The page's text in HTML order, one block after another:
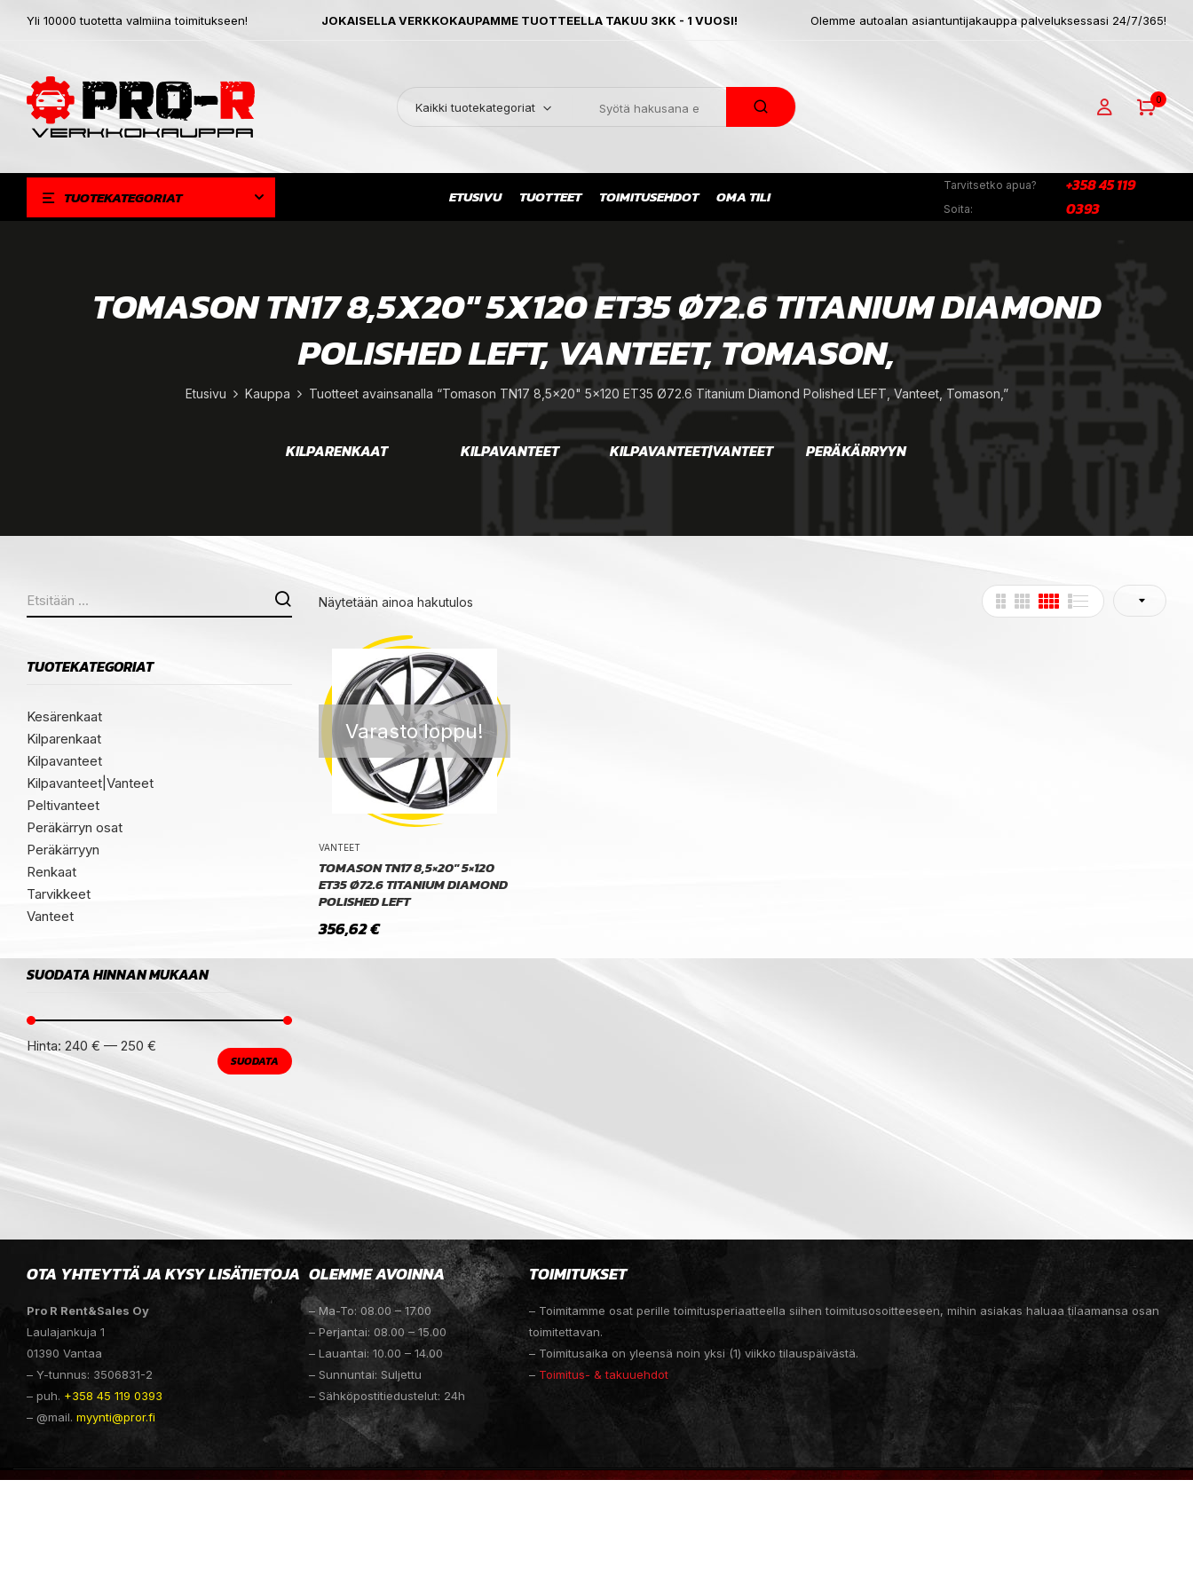
Yli 10000 tuotetta valmiina toimitukseen! JOKAISELLA VERKKOKAUPAMME TUOTTEELLA TAKUU 3KK - 1 VUOSI! Olemme autoalan asiantuntijakauppa palveluksessasi 24/7/365!
Kaikki tuotekategoriat
0
TUOTEKATEGORIAT ETUSIVU TUOTTEET TOIMITUSEHDOT OMA TILI
Tarvitsetko apua?
Soita:
+358 45 119
0393
TOMASON TN17 8,5X20" 5X120 ET35 Ø72.6 TITANIUM DIAMOND
POLISHED LEFT, VANTEET, TOMASON,
Etusivu Kauppa Tuotteet avainsanalla “Tomason TN17 8,5x20" 5x120 ET35 Ø72.6 Titanium Diamond Polished LEFT, Vanteet, Tomason,”
KILPARENKAAT KILPAVANTEET KILPAVANTEET|VANTEET PERÄKÄRRYYN
TUOTEKATEGORIAT
Kesärenkaat
Kilparenkaat
Kilpavanteet
Kilpavanteet|Vanteet
Peltivanteet
Peräkärryn osat
Peräkärryyn
Renkaat
Tarvikkeet
Vanteet
SUODATA HINNAN MUKAAN
SUODATA
Hinta: 240 € — 250 €
Näytetään ainoa hakutulos
Varasto loppu!
VANTEET
TOMASON TN17 8,5×20″ 5×120
ET35 Ø72.6 TITANIUM DIAMOND
POLISHED LEFT
356,62€
OTA YHTEYTTÄ JA KYSY LISÄTIETOJA
Pro R Rent&Sales Oy
Laulajankuja 1
01390 Vantaa
– Y-tunnus: 3506831-2
– puh. +358 45 119 0393
– @mail. myynti@pror.fi
OLEMME AVOINNA
– Ma-To: 08.00 – 17.00
– Perjantai: 08.00 – 15.00
– Lauantai: 10.00 – 14.00
– Sunnuntai: Suljettu
– Sähköpostitiedustelut: 24h
TOIMITUKSET
– Toimitamme osat perille toimitusperiaatteella siihen toimitusosoitteeseen, mihin asiakas haluaa tilaamansa osan
toimitettavan.
– Toimitusaika on yleensä noin yksi (1) viikko tilauspäivästä.
– Toimitus- & takuuehdot